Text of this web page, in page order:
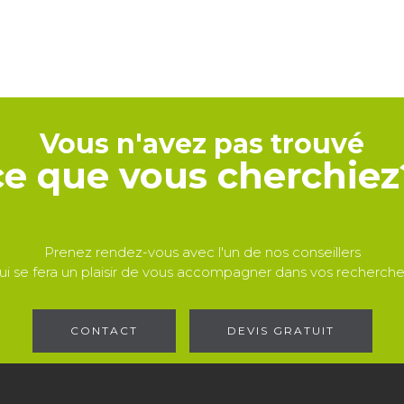
Vous n'avez pas trouvé
que vous
Prenez rendez-vous avec l'un de nos conseillers
se fera un plaisir de vous accompagner dans vos
CONTACT DEVIS GRATUIT